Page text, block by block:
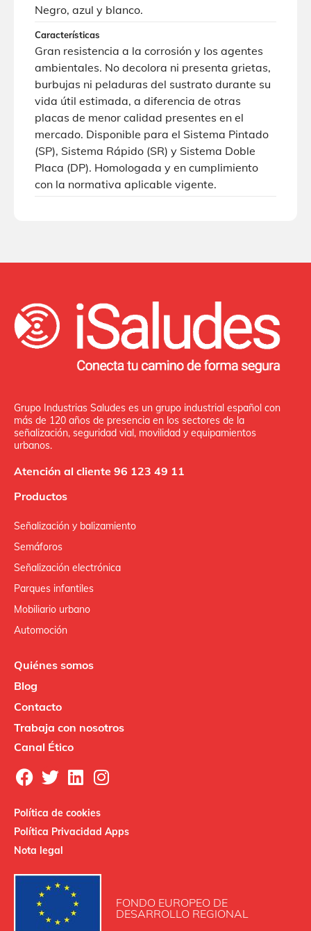
Negro, azul y blanco.
Características
Gran resistencia a la corrosión y los agentes
ambientales. No decolora ni presenta grietas,
burbujas ni peladuras del sustrato durante su
vida útil estimada, a diferencia de otras
placas de menor calidad presentes en el
mercado. Disponible para el Sistema Pintado
(SP), Sistema Rápido (SR) y Sistema Doble
Placa (DP). Homologada y en cumplimiento
con la normativa aplicable vigente.
Grupo Industrias Saludes es un grupo industrial español con
más de 120 años de presencia en los sectores de la
señalización, seguridad vial, movilidad y equipamientos
urbanos.
Atención al cliente 96 123 49 11
Productos
Señalización y balizamiento
Semáforos
Señalización electrónica
Parques infantiles
Mobiliario urbano
Automoción
Quiénes somos
Blog
Contacto
Trabaja con nosotros
Canal Ético
Política de cookies
Política Privacidad Apps
Nota legal
FONDO EUROPEO DE
DESARROLLO REGIONAL